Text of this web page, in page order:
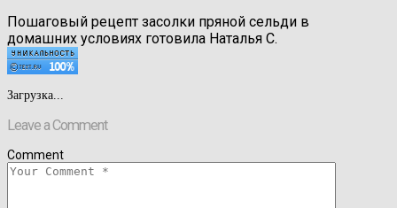
Пошаговый рецепт засолки пряной сельди в
домашних условиях готовила Наталья С.
Загрузка...
Leave a Comment
Comment